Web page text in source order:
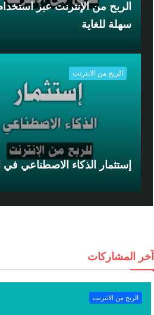
الربح من الإنترنت عبر
سهلة للغاية
الربح من الانترنت
إستثمار الذكاء الاصطناعي في
آخر المشاركات
الربح من الانترنت